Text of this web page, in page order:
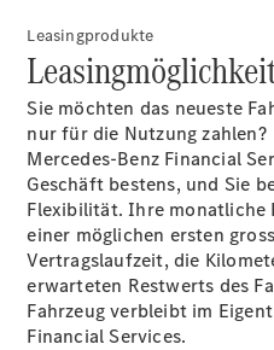
Original-
Teile
Mercedes-
Benz
Digitale
Extras
buchen
Leasingprodukte
Sie möchten das neueste
nur für die Nutzung
Mercedes-Benz Financial
Geschäft bestens, und Sie
Flexibilität. Ihre monatliche
einer möglichen ersten
Vertragslaufzeit, die
erwarteten Restwerts des
Fahrzeug verbleibt im
Financial Services.